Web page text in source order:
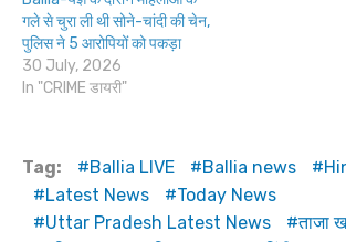
गले से चुरा ली थी सोने-चांदी की चेन,
पुलिस ने 5 आरोपियों को पकड़ा
30 July, 2026
In "CRIME डायरी"
Tag: Ballia LIVE Ballia news
Latest News
Today News
Uttar Pradesh Latest News
ताजा